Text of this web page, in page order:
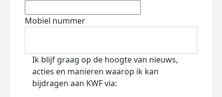
Mobiel nummer
Ik blijf graag op de hoogte van nieuws,
acties en manieren waarop ik kan
bijdragen aan KWF via: